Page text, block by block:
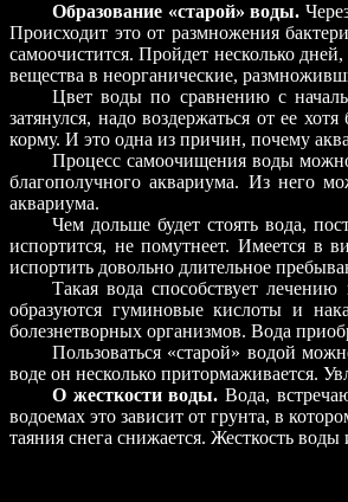
Образование «старой» воды.
Происходит это от размножения
самоочистится. Пройдет несколько
вещества в неорганические,
Цвет воды по сравнению с
затянулся, надо воздержаться от ее
корму. И это одна из причин, почему
Процесс самоочищения воды
благополучного аквариума. Из него
аквариума.
Чем дольше будет стоять вода,
испортится, не помутнеет. Имеется в
испортить довольно длительное
Такая вода способствует
образуются гуминовые кислоты и
болезнетворных организмов. Вода
Пользоваться «старой» водой
воде он несколько притормаживается.
О жесткости воды. Вода,
водоемах это зависит от грунта, в
таяния снега снижается. Жесткость